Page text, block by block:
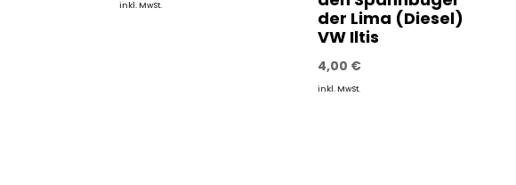
inkl. MwSt.
der Lima (Diesel)
VW Iltis
4,00 €
inkl. MwSt.